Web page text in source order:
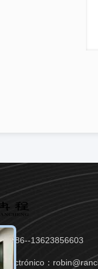
：86--13623856603
：